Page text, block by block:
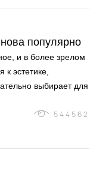
популярно
и в более зрелом
к эстетике,
выбирает для
544562